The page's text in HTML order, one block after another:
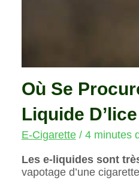
Où Se
Liquide
E-Cigarette/ 4 minutes
Les e-liquides sont
vapotage d’une